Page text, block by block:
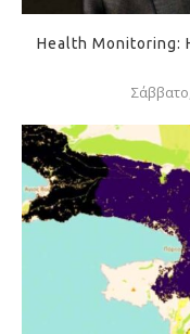
Health Monitoring: